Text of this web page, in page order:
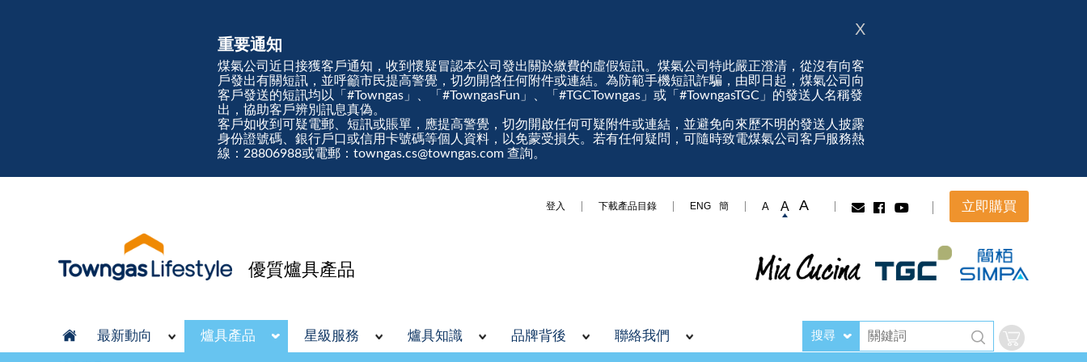
重要通知
煤氣公司近日接獲客戶通知，收到懷疑冒認本公司發出關於繳費的虛假短訊。煤氣公司特此嚴正澄清，從沒有向客
戶發出有關短訊，並呼籲市民提高警覺，切勿開啓任何附件或連結。為防範手機短訊詐騙，由即日起，煤氣公司向
客戶發送的短訊均以「#Towngas」、「#TowngasFun」、「#TGCTowngas」或「#TowngasTGC」的發送人名稱發
出，協助客戶辨別訊息真偽。
客戶如收到可疑電郵、短訊或賬單，應提高警覺，切勿開啟任何可疑附件或連結，並避免向來歷不明的發送人披露
身份證號碼、銀行戶口或信用卡號碼等個人資料，以免蒙受損失。若有任何疑問，可隨時致電煤氣公司客戶服務熱
線：28806988或電郵：towngas.cs@towngas.com 查詢。
X
登入 下載產品目錄 ENG 簡 A A A 立即購買
優質爐具產品
最新動向 爐具產品 星級服務 爐具知識 品牌背後 聯絡我們 搜尋